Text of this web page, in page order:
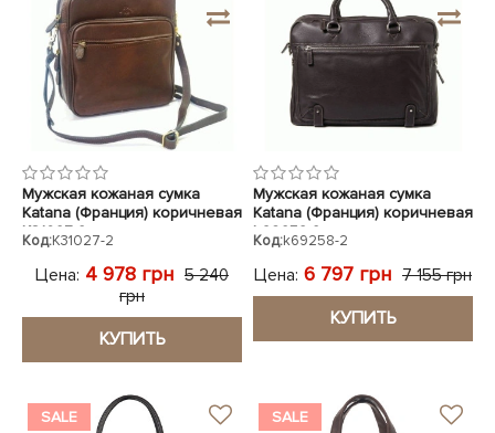
Мужская кожаная сумка
Katana (Франция) коричневая
K31027-2
Код:K31027-2
Цена: 4 978 грн 5 240
грн
КУПИТЬ
Мужская кожаная сумка
Katana (Франция) коричневая
k69258-2
Код:k69258-2
Цена: 6 797 грн 7 155 грн
КУПИТЬ
SALE SALE